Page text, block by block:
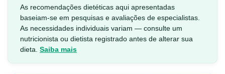
As recomendações dietéticas aqui apresentadas
baseiam-se em pesquisas e avaliações de especialistas.
As necessidades individuais variam — consulte um
nutricionista ou dietista registrado antes de alterar sua
dieta. Saiba mais